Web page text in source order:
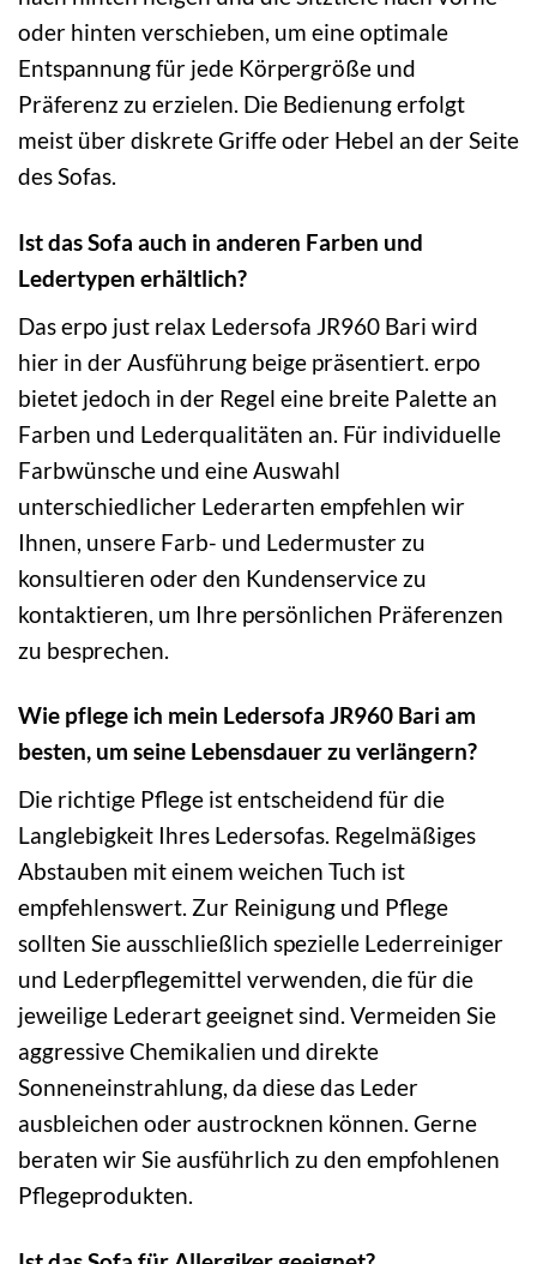
oder hinten verschieben, um eine optimale
Entspannung für jede Körpergröße und
Präferenz zu erzielen. Die Bedienung erfolgt
meist über diskrete Griffe oder Hebel an der Seite
des Sofas.
Ist das Sofa auch in anderen Farben und
Ledertypen erhältlich?
Das erpo just relax Ledersofa JR960 Bari wird
hier in der Ausführung beige präsentiert. erpo
bietet jedoch in der Regel eine breite Palette an
Farben und Lederqualitäten an. Für individuelle
Farbwünsche und eine Auswahl
unterschiedlicher Lederarten empfehlen wir
Ihnen, unsere Farb- und Ledermuster zu
konsultieren oder den Kundenservice zu
kontaktieren, um Ihre persönlichen Präferenzen
zu besprechen.
Wie pflege ich mein Ledersofa JR960 Bari am
besten, um seine Lebensdauer zu verlängern?
Die richtige Pflege ist entscheidend für die
Langlebigkeit Ihres Ledersofas. Regelmäßiges
Abstauben mit einem weichen Tuch ist
empfehlenswert. Zur Reinigung und Pflege
sollten Sie ausschließlich spezielle Lederreiniger
und Lederpflegemittel verwenden, die für die
jeweilige Lederart geeignet sind. Vermeiden Sie
aggressive Chemikalien und direkte
Sonneneinstrahlung, da diese das Leder
ausbleichen oder austrocknen können. Gerne
beraten wir Sie ausführlich zu den empfohlenen
Pflegeprodukten.